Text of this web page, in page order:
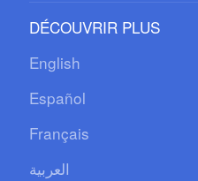
DÉCOUVRIR PLUS
English
Español
Français
العربية